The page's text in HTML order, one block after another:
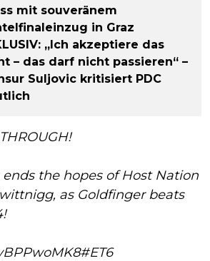
mit souveränem
in Graz
„Ich akzeptiere das
– das darf nicht passieren“ –
Suljovic kritisiert PDC
the hopes of Host Nation
as Goldfinger beats
#ET6